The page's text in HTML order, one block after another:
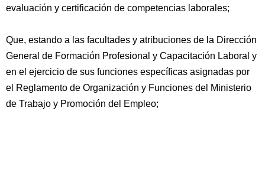
evaluación y certificación de competencias laborales;
Que, estando a las facultades y atribuciones de la Dirección
General de Formación Profesional y Capacitación Laboral y
en el ejercicio de sus funciones específicas asignadas por
el Reglamento de Organización y Funciones del Ministerio
de Trabajo y Promoción del Empleo;